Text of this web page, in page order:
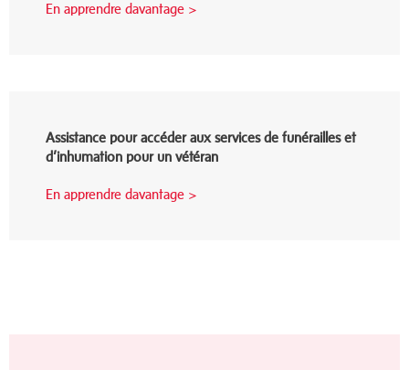
En apprendre davantage >
Assistance pour accéder aux services de funérailles et
d’inhumation pour un vétéran
En apprendre davantage >